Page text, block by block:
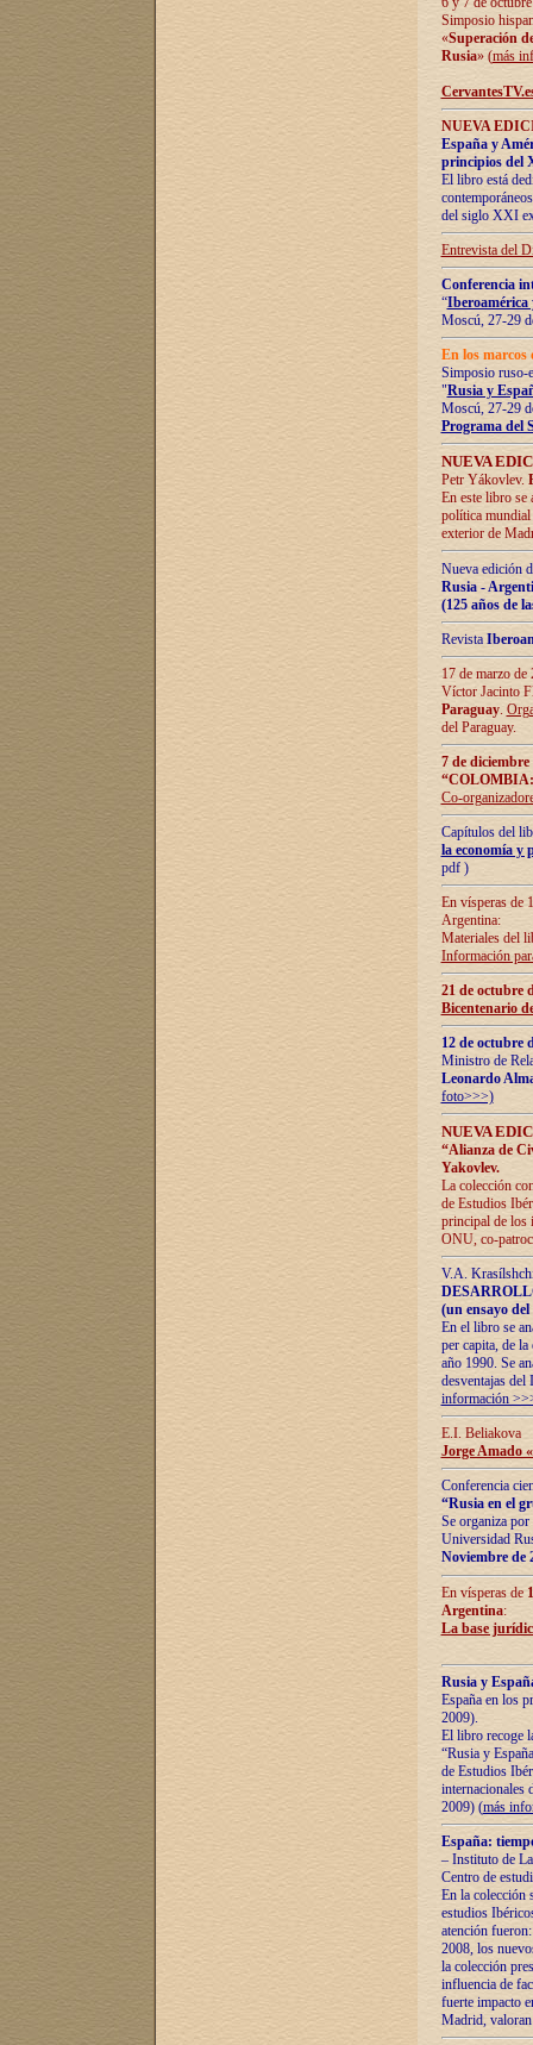
Simposio
«Superación
Rusia» (más
NUEVA
España y
principios del
El libro está
del siglo XXI
Entrevista del
Conferencia
“Iberoamérica
Moscú, 27-29
En los marcos
Simposio ruso-
"Rusia y
Moscú, 27-29
Programa del
NUEVA
Petr Yákovlev.
En este libro se
política mundial
exterior de
Nueva edición
Rusia -
(125 años de
Revista
17 de marzo
Víctor Jacinto
Paraguay.
del Paraguay.
7 de
Co-
Capítulos del
la economía y
pdf )
En vísperas de
Argentina:
Materiales del
Información
21 de octubre
Bicentenario
12 de octubre
Ministro de
Leonardo
foto>>>)
NUEVA
“Alianza de
Yakovlev.
La colección
de Estudios
principal de los
ONU, co-
V.A.
(un ensayo
En el libro se
per capita, de
año 1990. Se
desventajas
información
E.I. Beliakova
Jorge Amado
Conferencia
“Rusia en el
Se organiza
Universidad
Noviembre de
En vísperas de
Argentina:
La base
Rusia y
España en los
2009).
El libro recoge
“Rusia y
de Estudios
internacionales
2009) (más
España:
– Instituto de
Centro de
En la colección
estudios
atención
2008, los
la colección
influencia de
fuerte impacto
Madrid,